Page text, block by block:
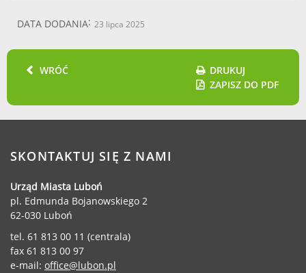
DATA DODANIA 23 lipca 2025
WRÓĆ
DRUKUJ
ZAPISZ DO PDF
SKONTAKTUJ SIĘ Z NAMI
Urząd Miasta Luboń
pl. Edmunda Bojanowskiego 2
62-030 Luboń
tel. 61 813 00 11 (centrala)
fax 61 813 00 97
e-mail: office@lubon.pl